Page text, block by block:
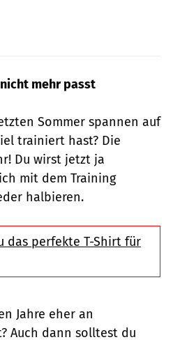
mehr passt
Sommer spannen auf
trainiert hast? Die
Du wirst jetzt ja
mit dem Training
halbieren.
das perfekte T-Shirt für
Jahre eher an
Auch dann solltest du